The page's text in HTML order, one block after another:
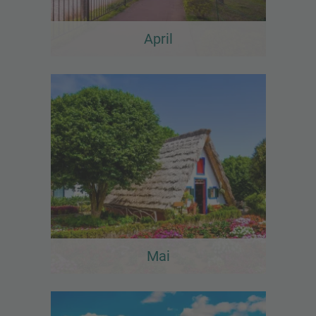
April
Mai